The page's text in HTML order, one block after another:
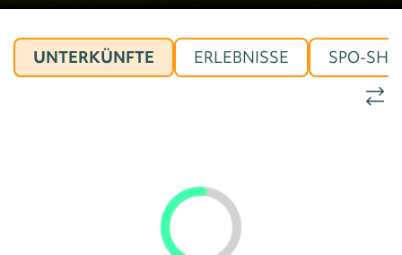
UNTERKÜNFTE ERLEBNISSE SPO-